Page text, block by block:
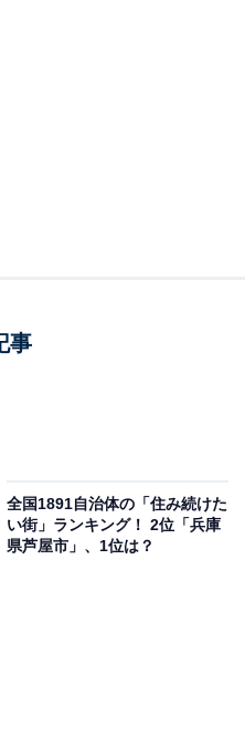
事
全国1891自治体の「住み続けた
い街」ランキング！ 2位「兵庫
県芦屋市」、1位は？